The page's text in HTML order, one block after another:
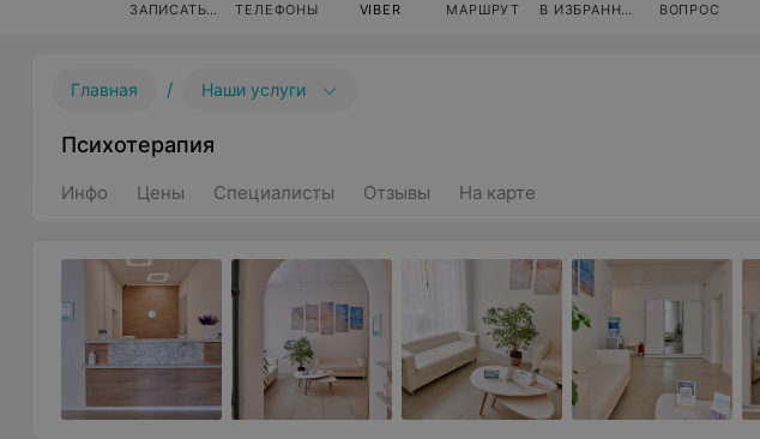
ЗАПИСАТЬСЯ ОНЛАЙН
ТЕЛЕФОНЫ VIBER МАРШРУТ В ИЗБРАННОЕ ВОПРОС
Главная / Наши услуги
Психотерапия
Инфо Цены Специалисты Отзывы На карте